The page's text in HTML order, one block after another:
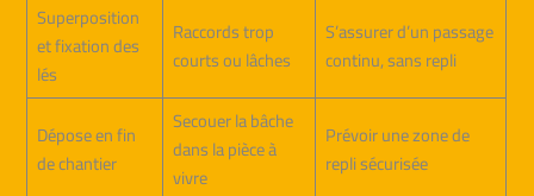
Superposition
et fixation des
lés
Raccords trop
courts ou lâches
S’assurer d’un passage
continu, sans repli
Dépose en fin
de chantier
Secouer la bâche
dans la pièce à
vivre
Prévoir une zone de
repli sécurisée